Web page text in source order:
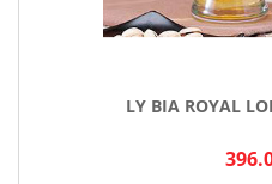
LY BIA ROYAL